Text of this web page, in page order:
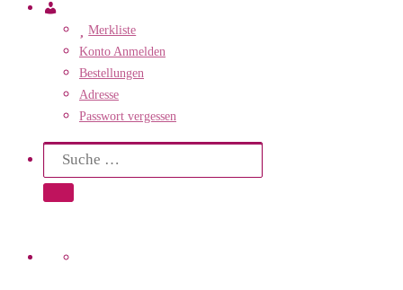
KontoMerkliste
Konto Anmelden
Bestellungen
Adresse
Passwort vergessen
Search
Suche
Suche …